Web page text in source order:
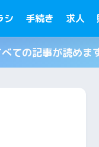
シ 手続き 求人
ての記事が読めま